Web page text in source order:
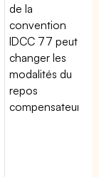
de la
convention
IDCC 77 peut
changer les
modalités du
repos
compensateur.